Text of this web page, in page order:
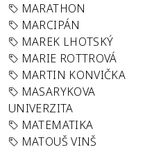
MARATHON
MARCIPÁN
MAREK LHOTSKÝ
MARIE ROTTROVÁ
MARTIN KONVIČKA
MASARYKOVA
UNIVERZITA
MATEMATIKA
MATOUŠ VINŠ